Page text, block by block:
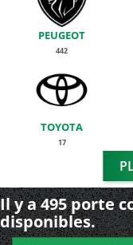
PEUGEOT
442
TOYOTA
17
Il y a 495 porte
disponibles.